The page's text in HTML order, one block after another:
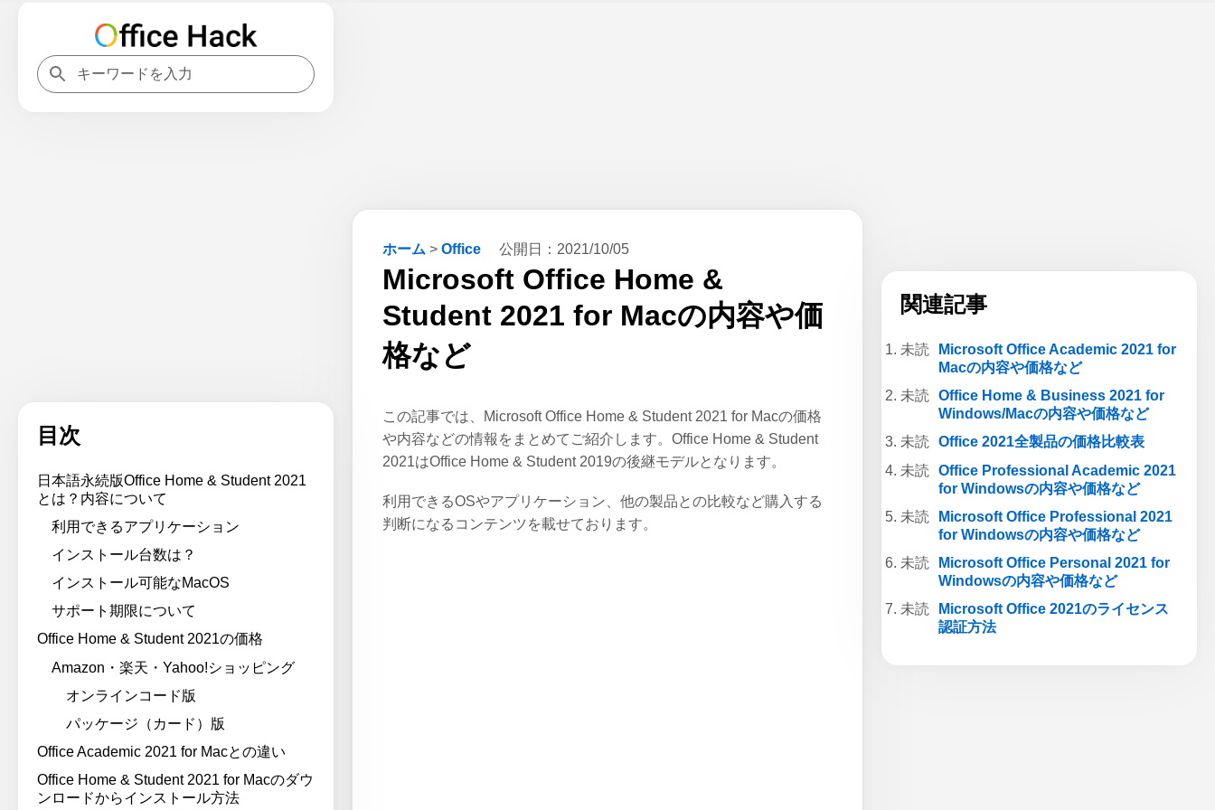
目次
日本語永続版Office Home & Student 2021
とは？内容について
利用できるアプリケーション
インストール台数は？
インストール可能なMacOS
サポート期限について
Office Home & Student 2021の価格
Amazon・楽天・Yahoo!ショッピング
オンラインコード版
パッケージ（カード）版
Office Academic 2021 for Macとの違い
Office Home & Student 2021 for Macのダウ
ンロードからインストール方法
ホーム > Office 公開日： 2021/10/05
Microsoft Office Home &
Student 2021 for Macの内容や価
格など
この記事では、Microsoft Office Home & Student 2021 for Macの価格
や内容などの情報をまとめてご紹介します。Office Home & Student
2021はOffice Home & Student 2019の後継モデルとなります。
利用できるOSやアプリケーション、他の製品との比較など購入する
判断になるコンテンツを載せております。
関連記事
Microsoft Office Academic 2021 for
Macの内容や価格など
Office Home & Business 2021 for
Windows/Macの内容や価格など
Office 2021全製品の価格比較表
Office Professional Academic 2021
for Windowsの内容や価格など
Microsoft Office Professional 2021
for Windowsの内容や価格など
Microsoft Office Personal 2021 for
Windowsの内容や価格など
Microsoft Office 2021のライセンス
認証方法